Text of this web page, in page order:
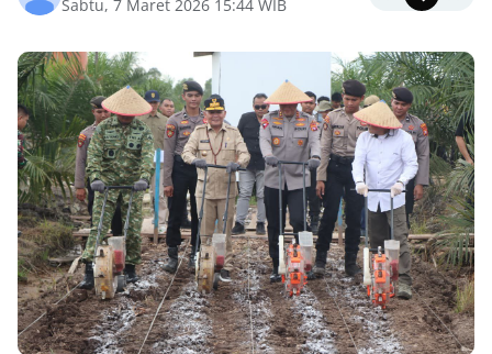
Sabtu, 7 Maret 2026 15:44 WIB